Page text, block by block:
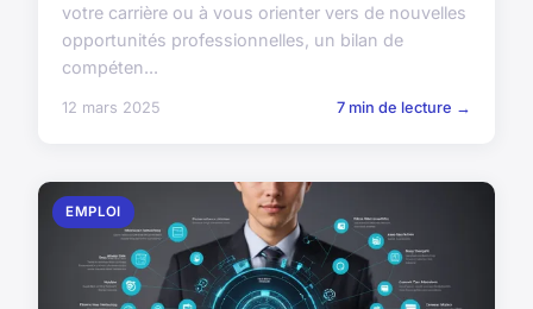
votre carrière ou à vous orienter vers de nouvelles
opportunités professionnelles, un bilan de
compéten...
12 mars 2025 7 min de lecture →
EMPLOI